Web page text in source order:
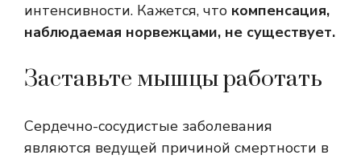
интенсивности. Кажется, что компенсация,
наблюдаемая норвежцами, не существует.
Заставьте мышцы работать
Сердечно-сосудистые заболевания
являются ведущей причиной смертности в